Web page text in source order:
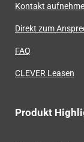
Kontakt
Direkt zum
FAQ
CLEVER Leasen
Produkt